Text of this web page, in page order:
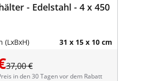
- Edelstahl - 4 x 450
(LxBxH) 31 x 15 x 10 cm
37,00 €
in den 30 Tagen vor dem Rabatt